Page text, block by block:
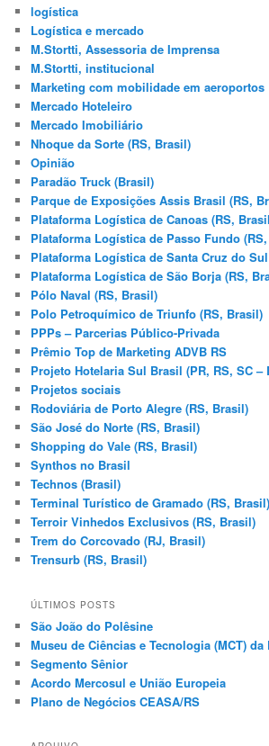
logística
Logística e mercado
M.Stortti, Assessoria de Imprensa
M.Stortti, institucional
Marketing com mobilidade em aeroportos
Mercado Hoteleiro
Mercado Imobiliário
Nhoque da Sorte (RS, Brasil)
Opinião
Paradão Truck (Brasil)
Parque de Exposições Assis Brasil (RS,
Plataforma Logística de Canoas (RS,
Plataforma Logística de Passo Fundo
Plataforma Logística de Santa Cruz do
Plataforma Logística de São Borja (RS,
Pólo Naval (RS, Brasil)
Polo Petroquímico de Triunfo (RS, Brasil)
PPPs – Parcerias Público-Privada
Prêmio Top de Marketing ADVB RS
Projeto Hotelaria Sul Brasil (PR, RS, SC –
Projetos sociais
Rodoviária de Porto Alegre (RS, Brasil)
São José do Norte (RS, Brasil)
Shopping do Vale (RS, Brasil)
Synthos no Brasil
Technos (Brasil)
Terminal Turístico de Gramado (RS, Brasil)
Terroir Vinhedos Exclusivos (RS, Brasil)
Trem do Corcovado (RJ, Brasil)
Trensurb (RS, Brasil)
ÚLTIMOS POSTS
São João do Polêsine
Museu de Ciências e Tecnologia (MCT) da
Segmento Sênior
Acordo Mercosul e União Europeia
Plano de Negócios CEASA/RS